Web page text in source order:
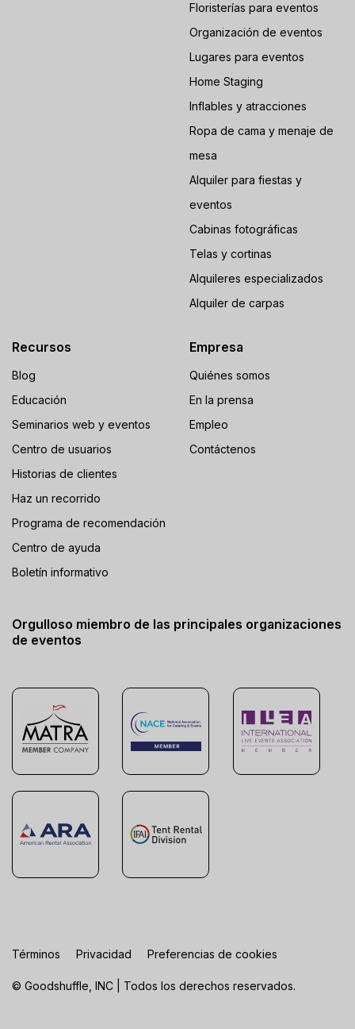
Floristerías para eventos
Organización de eventos
Lugares para eventos
Home Staging
Inflables y atracciones
Ropa de cama y menaje de
mesa
Alquiler para fiestas y
eventos
Cabinas fotográficas
Telas y cortinas
Alquileres especializados
Alquiler de carpas
Recursos
Blog
Educación
Seminarios web y eventos
Centro de usuarios
Historias de clientes
Haz un recorrido
Programa de recomendación
Centro de ayuda
Boletín informativo
Empresa
Quiénes somos
En la prensa
Empleo
Contáctenos
Orgulloso miembro de las principales organizaciones
de eventos
© Goodshuffle, INC | Todos los derechos reservados.
Términos Privacidad Preferencias de cookies